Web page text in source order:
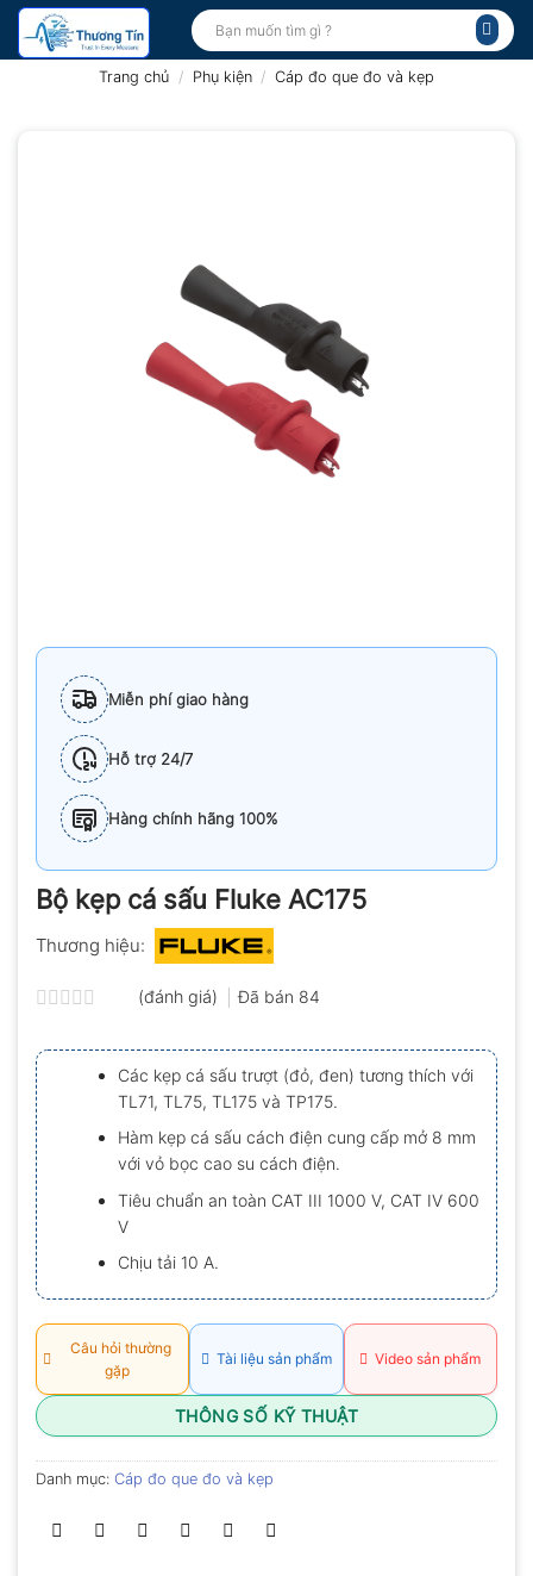
Bỏ
qua
Tìm
kiếm:
Trang chủ / Phụ kiện / Cáp đo que đo và kẹp
Miễn phí giao hàng
Hỗ trợ 24/7
Hàng chính hãng 100%
Bộ kẹp cá sấu Fluke AC175
Thương hiệu:
xếp
hạng
0.0
5
sao
(đánh giá) Đã bán 84
Các kẹp cá sấu trượt (đỏ, đen) tương thích với
TL71, TL75, TL175 và TP175.
Hàm kẹp cá sấu cách điện cung cấp mở 8 mm
với vỏ bọc cao su cách điện.
Tiêu chuẩn an toàn CAT III 1000 V, CAT IV 600
V
Chịu tải 10 A.
Câu hỏi thường
gặp
Tài liệu sản phẩm Video sản phẩm
THÔNG SỐ KỸ THUẬT
Danh mục: Cáp đo que đo và kẹp